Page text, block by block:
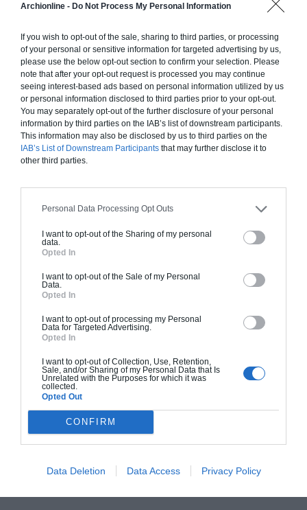
Archionline - Do Not Process My Personal Information
If you wish to opt-out of the sale, sharing to third parties, or processing
of your personal or sensitive information for targeted advertising by us,
please use the below opt-out section to confirm your selection. Please
note that after your opt-out request is processed you may continue
seeing interest-based ads based on personal information utilized by us
or personal information disclosed to third parties prior to your opt-out.
You may separately opt-out of the further disclosure of your personal
information by third parties on the IAB’s list of downstream participants.
This information may also be disclosed by us to third parties on the
IAB’s List of Downstream Participants that may further disclose it to
other third parties.
Personal Data Processing Opt Outs
I want to opt-out of the Sharing of my personal
data.
Opted In
I want to opt-out of the Sale of my Personal
Data.
Opted In
I want to opt-out of processing my Personal
Data for Targeted Advertising.
Opted In
I want to opt-out of Collection, Use, Retention,
Sale, and/or Sharing of my Personal Data that Is
Unrelated with the Purposes for which it was
collected.
Opted Out
CONFIRM
Data Deletion Data Access Privacy Policy
Chiffrage estimatif pour : Fondations et normes
Finitions haut de gamme. Le prix "clé en main"
inclut le gros oeuvre et le second oeuvre (cuisine,
peinture, sols...), mais exclut piscine, jardin et
clôture.
À partir de
234 000€ TTC
Chiffrage estimatif pour : Fondations et normes
standards. Construction en bloc coffrant isolant
en main" inclut le gros oeuvre et le second
oeuvre (cuisine, peinture, sols...), mais exclut
À partir de
271 000€ TTC
Je la veux !